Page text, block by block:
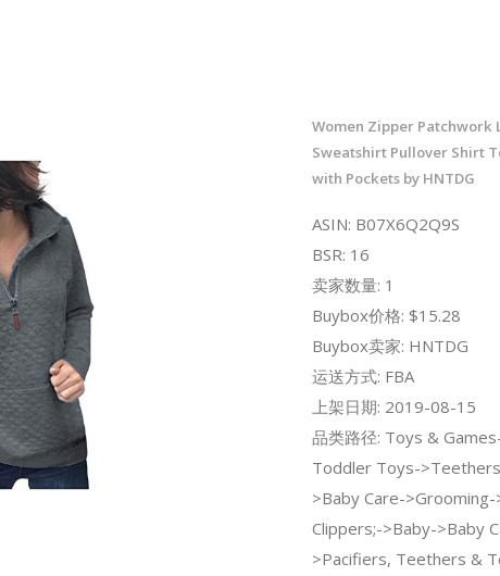
Women Zipper Patchwork
Sweatshirt Pullover Shirt
with Pockets by HNTDG
ASIN: B07X6Q2Q9S
BSR: 16
卖家数量: 1
Buybox价格: $15.28
Buybox卖家: HNTDG
运送方式: FBA
上架日期: 2019-08-15
品类路径: Toys &
Toddler Toys-
>Baby Care-
Clippers;->Baby->Baby
>Pacifiers, Teethers &